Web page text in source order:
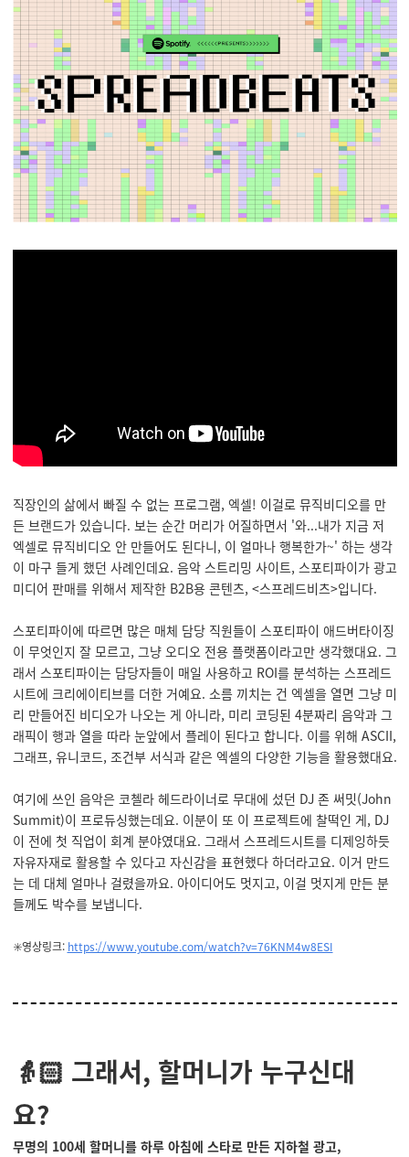
직장인의 삶에서 빠질 수 없는 프로그램, 엑셀! 이걸로 뮤직비디오를 만
든 브랜드가 있습니다. 보는 순간 머리가 어질하면서 '와...내가 지금 저
엑셀로 뮤직비디오 안 만들어도 된다니, 이 얼마나 행복한가~' 하는 생각
이 마구 들게 했던 사례인데요. 음악 스트리밍 사이트, 스포티파이가 광고
미디어 판매를 위해서 제작한 B2B용 콘텐츠, <스프레드비츠>입니다.
스포티파이에 따르면 많은 매체 담당 직원들이 스포티파이 애드버타이징
이 무엇인지 잘 모르고, 그냥 오디오 전용 플랫폼이라고만 생각했대요. 그
래서 스포티파이는 담당자들이 매일 사용하고 ROI를 분석하는 스프레드
시트에 크리에이티브를 더한 거예요. 소름 끼치는 건 엑셀을 열면 그냥 미
리 만들어진 비디오가 나오는 게 아니라, 미리 코딩된 4분짜리 음악과 그
래픽이 행과 열을 따라 눈앞에서 플레이 된다고 합니다. 이를 위해 ASCII,
그래프, 유니코드, 조건부 서식과 같은 엑셀의 다양한 기능을 활용했대요.
여기에 쓰인 음악은 코첼라 헤드라이너로 무대에 섰던 DJ 존 써밋(John
Summit)이 프로듀싱했는데요. 이분이 또 이 프로젝트에 찰떡인 게, DJ
이 전에 첫 직업이 회계 분야였대요. 그래서 스프레드시트를 디제잉하듯
자유자재로 활용할 수 있다고 자신감을 표현했다 하더라고요. 이거 만드
는 데 대체 얼마나 걸렸을까요. 아이디어도 멋지고, 이걸 멋지게 만든 분
들께도 박수를 보냅니다.
✳️영상링크: https://www.youtube.com/watch?v=76KNM4w8ESI
👵🏻 그래서, 할머니가 누구신대
요?
무명의 100세 할머니를 하루 아침에 스타로 만든 지하철 광고,